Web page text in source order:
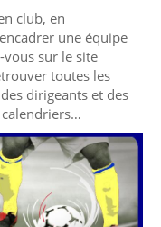
club, en
une équipe
sur le site
toutes les
dirigeants et des